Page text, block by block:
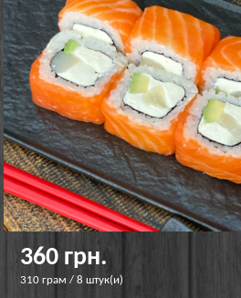
360 грн.
310 грам / 8 штук(и)